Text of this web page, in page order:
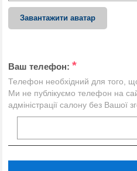
Завантажити аватар
Ваш телефон: *
Телефон необхідний для того,
Ми не публікуємо телефон на
адміністрації салону без Вашої